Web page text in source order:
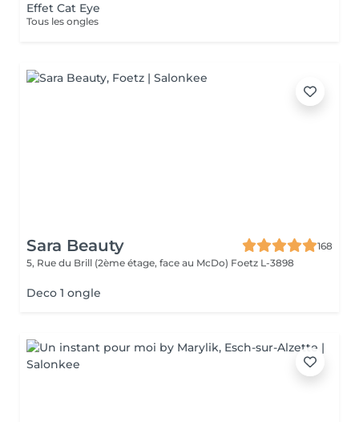
Effet Cat Eye
Tous les ongles
Sara Beauty
168
5, Rue du Brill (2ème étage, face au McDo) Foetz L-3898
Deco 1 ongle